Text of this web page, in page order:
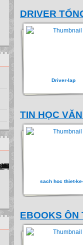
DRIVER
Driver-lap
TIN HỌC
sach hoc thiet-
EBOOKS ÔN